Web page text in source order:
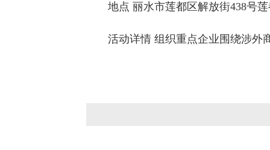
地点 丽水市莲都区解放街438号
活动详情 组织重点企业围绕涉外